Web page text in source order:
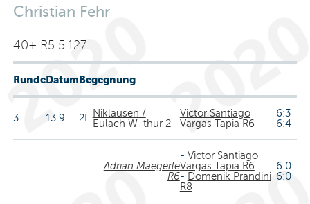
Christian Fehr
40+ R5 5.127
RundeDatumBegegnung
3 13.9 2LNiklausen /
Eulach W´thur 2
Victor Santiago
Vargas Tapia R6
6:3
6:4
Adrian Maegerle
R6
- Victor Santiago
Vargas Tapia R6
- Domenik Prandini
R8
6:0
6:0